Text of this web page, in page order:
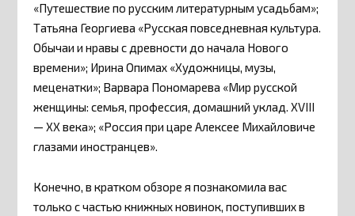
«Путешествие по русским литературным усадьбам»;
Татьяна Георгиева «Русская повседневная культура.
Обычаи и нравы с древности до начала Нового
времени»; Ирина Опимах «Художницы, музы,
меценатки»; Варвара Пономарева «Мир русской
женщины: семья, профессия, домашний уклад. XVIII
— XX века»; «Россия при царе Алексее Михайловиче
глазами иностранцев».
Конечно, в кратком обзоре я познакомила вас
только с частью книжных новинок, поступивших в